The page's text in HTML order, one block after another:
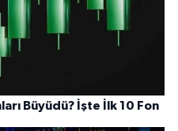
Büyüdü? İşte İlk 10 Fon